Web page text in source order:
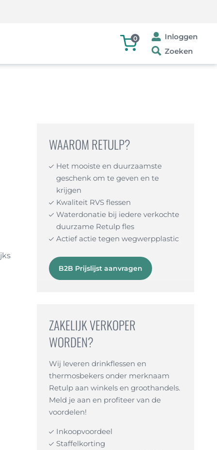
0
Inloggen
Zoeken
WAAROM RETULP?
Het mooiste en duurzaamste
geschenk om te geven en te
krijgen
Kwaliteit RVS flessen
Waterdonatie bij iedere verkochte
duurzame Retulp fles
Actief actie tegen wegwerpplastic
B2B Prijslijst aanvragen
ZAKELIJK VERKOPER
WORDEN?
Wij leveren drinkflessen en
thermosbekers onder merknaam
Retulp aan winkels en groothandels.
Meld je aan en profiteer van de
voordelen!
Inkoopvoordeel
Staffelkorting